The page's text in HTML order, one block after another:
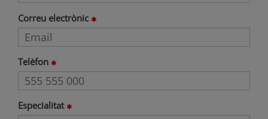
Correu electrònic
Telèfon
Especialitat